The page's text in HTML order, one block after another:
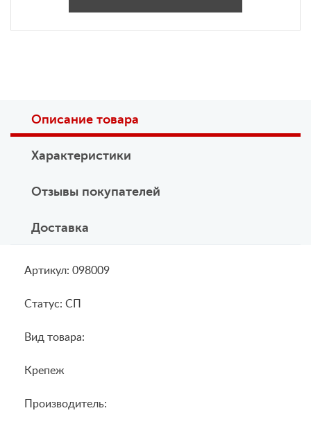
Описание товара
Характеристики
Отзывы покупателей
Доставка
Артикул: 098009
Статус: СП
Вид товара:
Крепеж
Производитель: